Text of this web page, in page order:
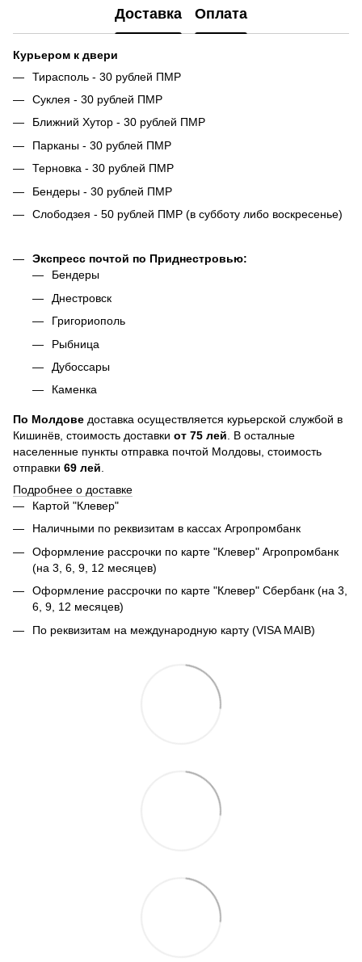
Доставка Оплата
Курьером к двери
Тирасполь - 30 рублей ПМР
Суклея - 30 рублей ПМР
Ближний Хутор - 30 рублей ПМР
Парканы - 30 рублей ПМР
Терновка - 30 рублей ПМР
Бендеры - 30 рублей ПМР
Слободзея - 50 рублей ПМР (в субботу либо воскресенье)
Экспресс почтой по Приднестровью:
Бендеры
Днестровск
Григориополь
Рыбница
Дубоссары
Каменка
По Молдове доставка осуществляется курьерской службой в
Кишинёв, стоимость доставки от 75 лей . В осталные
населенные пункты отправка почтой Молдовы, стоимость
отправки 69 лей
Подробнее о доставке
Картой "Клевер"
Наличными по реквизитам в кассах Агропромбанк
Оформление рассрочки по карте "Клевер" Агропромбанк
(на 3, 6, 9, 12 месяцев)
Оформление рассрочки по карте "Клевер" Сбербанк (на 3,
6, 9, 12 месяцев)
По реквизитам на международную карту (VISA MAIB)